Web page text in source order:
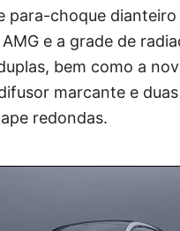
para-choque
e a grade de
bem como a
marcante e
redondas.